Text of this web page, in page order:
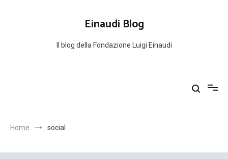
Einaudi Blog
Il blog della Fondazione Luigi Einaudi
Home social